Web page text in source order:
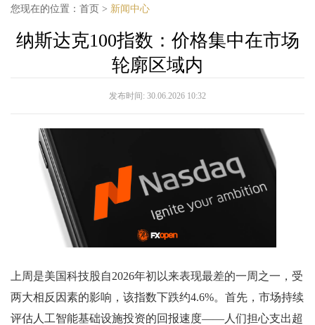
您现在的位置： 首页 > 新闻中心
纳斯达克100指数：价格集中在市场
轮廓区域内
发布时间: 30.06.2026 10:32
上周是美国科技股自2026年初以来表现最差的一周之一，受
两大相反因素的影响，该指数下跌约4.6%。首先，市场持续
评估人工智能基础设施投资的回报速度——人们担心支出超